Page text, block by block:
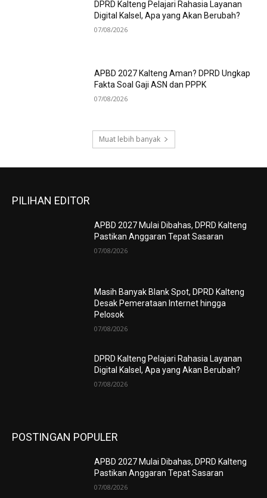
DPRD Kalteng Pelajari Rahasia Layanan
Digital Kalsel, Apa yang Akan Berubah?
07/08/2026
APBD 2027 Kalteng Aman? DPRD Ungkap
Fakta Soal Gaji ASN dan PPPK
07/08/2026
Muat lebih banyak
PILIHAN EDITOR
APBD 2027 Mulai Dibahas, DPRD Kalteng
Pastikan Anggaran Tepat Sasaran
07/08/2026
Masih Banyak Blank Spot, DPRD Kalteng
Desak Pemerataan Internet hingga
Pelosok
07/08/2026
DPRD Kalteng Pelajari Rahasia Layanan
Digital Kalsel, Apa yang Akan Berubah?
07/08/2026
POSTINGAN POPULER
APBD 2027 Mulai Dibahas, DPRD Kalteng
Pastikan Anggaran Tepat Sasaran
07/08/2026